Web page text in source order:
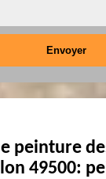
peinture
49500: